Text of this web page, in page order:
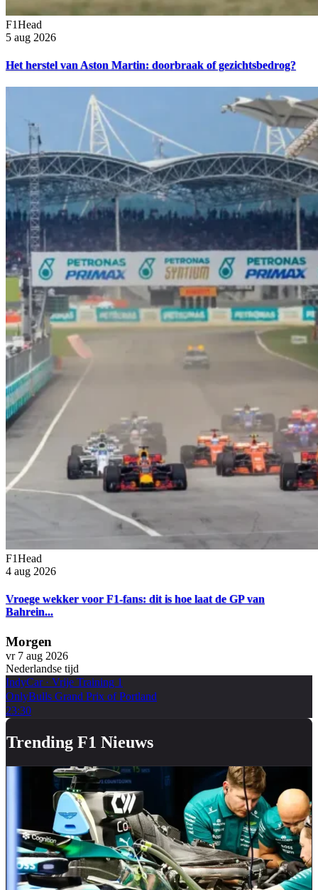
F1Head
5 aug 2026
Het herstel van Aston Martin: doorbraak of gezichtsbedrog?
F1Head
4 aug 2026
Vroege wekker voor F1-fans: dit is hoe laat de GP van
Bahrein...
Morgen
vr 7 aug 2026
Nederlandse tijd
IndyCar· Vrije Training 1
OnlyBulls Grand Prix of Portland
23:30
Trending F1 Nieuws